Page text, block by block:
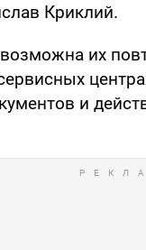
Криклий.
их
и